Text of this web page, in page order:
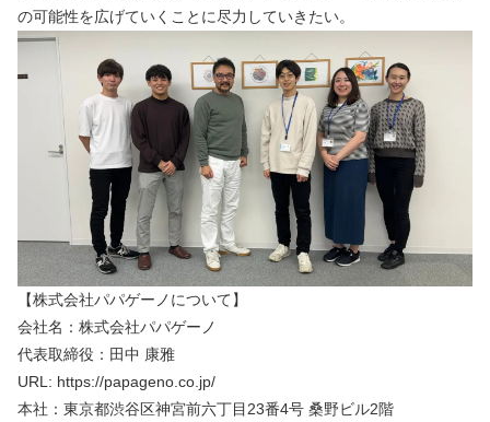
の可能性を広げていくことに尽力していきたい。
【株式会社パパゲーノについて】
会社名：株式会社パパゲーノ
代表取締役：田中 康雅
URL: https://papageno.co.jp/
本社：東京都渋谷区神宮前六丁目23番4号 桑野ビル2階